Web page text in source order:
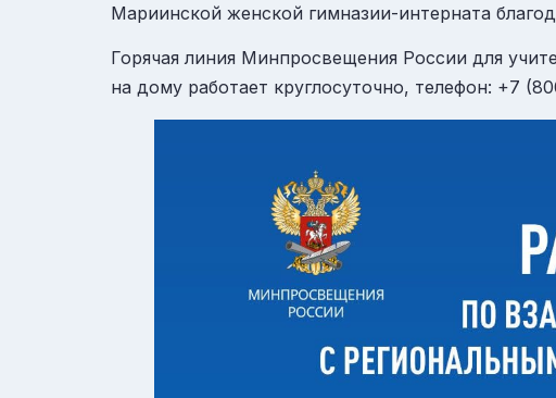
Мариинской женской гимназии-интерната
Горячая линия Минпросвещения России для
на дому работает круглосуточно, телефон: +7